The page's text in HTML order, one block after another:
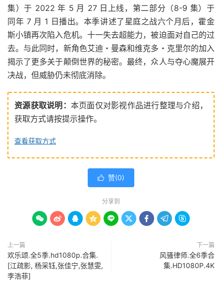
集）于 2022 年 5 月 27 日上线，第二部分（8-9 集）于
同年 7 月 1 日播出。本季讲述了星庭之战六个月后，霍金
斯小镇再次陷入危机。十一失去超能力，被迫面对自己的过
去。与此同时，新角色艾迪・曼森和维克多・克里尔的加入
揭示了更多关于颠倒世界的秘密。最终，众人与夺心魔展开
决战，但威胁仍未彻底消除。
资源获取说明： 本页面仅对影视作品进行整理与介绍，
获取方式请按提示操作。
查看获取方式
 赞(0)
分享到
        
上一篇
欢乐颂.全5季.hd1080p.合集.
[江疏影, 杨采钰,张佳宁,张慧雯,
李浩菲]
下一篇
风骚律师.全6季合
集.HD1080P.4K